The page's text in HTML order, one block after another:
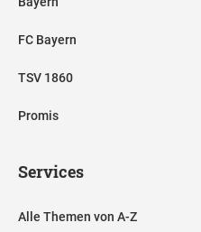
FC Bayern
TSV 1860
Promis
Services
Alle Themen von A-Z